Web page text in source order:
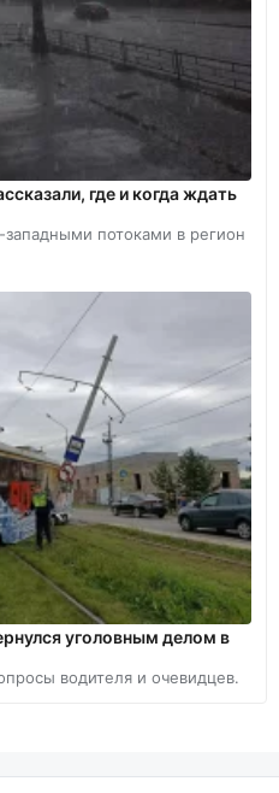
где и когда ждать
потоками в регион
уголовным делом в
водителя и очевидцев.